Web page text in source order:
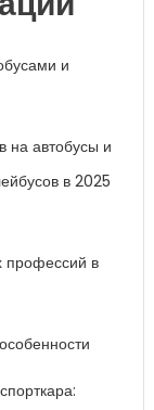
и
на автобусы и
в 2025
профессий в